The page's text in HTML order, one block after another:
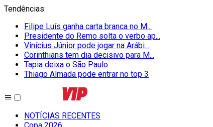
Tendências:
Filipe Luís ganha carta branca no M...
Presidente do Remo solta o verbo ap...
Vinícius Júnior pode jogar na Arábi...
Corinthians tem dia decisivo para M...
Tapia deixa o São Paulo
Thiago Almada pode entrar no top 3
NOTÍCIAS RECENTES